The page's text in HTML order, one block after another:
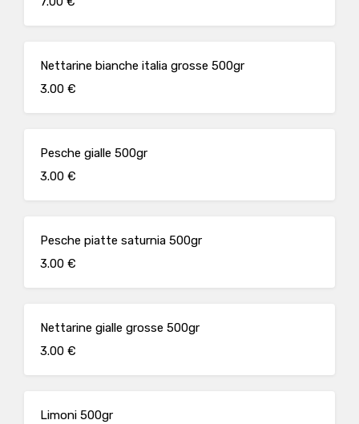
Nettarine bianche italia grosse 500gr
3.00 €
Pesche gialle 500gr
3.00 €
Pesche piatte saturnia 500gr
3.00 €
Nettarine gialle grosse 500gr
3.00 €
Limoni 500gr